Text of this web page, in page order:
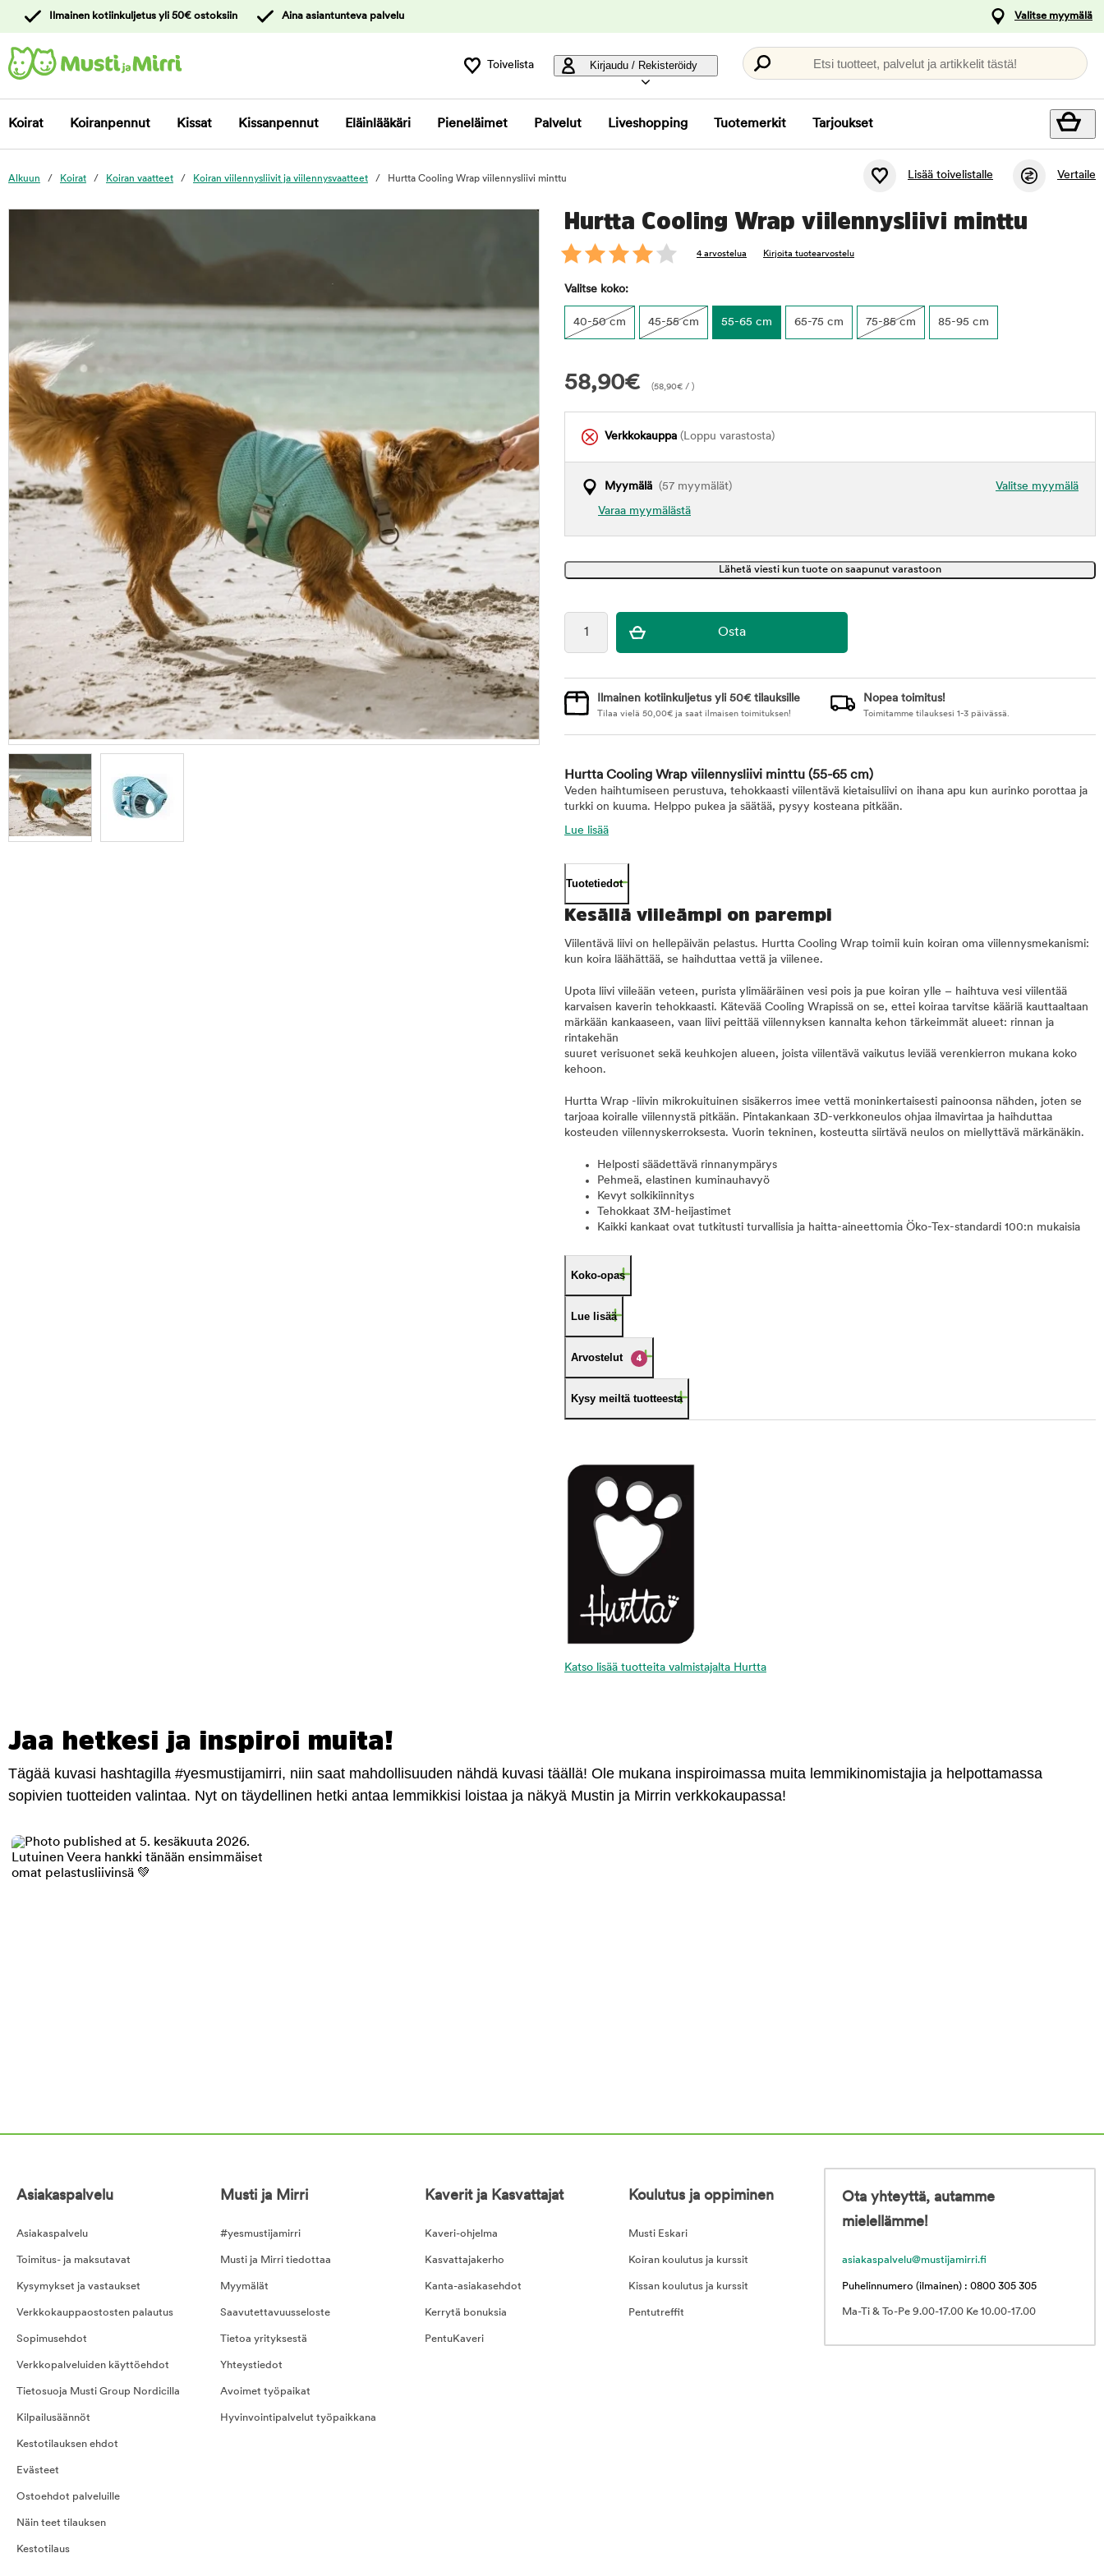
asiakaspalveluun
Ilmainen kotiinkuljetus yli 50€ ostoksiin Aina asiantunteva palvelu Valitse myymälä
Toivelista Kirjaudu / Rekisteröidy Etsi tuotteet, palvelut ja artikkelit tästä!
Koirat Koiranpennut Kissat Kissanpennut Eläinlääkäri Pieneläimet Palvelut Liveshopping Tuotemerkit Tarjoukset
Alkuun Koirat Koiran vaatteet Koiran viilennysliivit ja viilennysvaatteet Hurtta Cooling Wrap viilennysliivi minttu Lisää toivelistalle Vertaile
Hurtta Cooling Wrap viilennysliivi minttu
4 arvostelua Kirjoita tuotearvostelu
Valitse koko:
40-50 cm 45-55 cm 55-65 cm 65-75 cm 75-85 cm 85-95 cm
58,90€ (58,90€ / )
Verkkokauppa (Loppu varastosta)
Valitse myymälä
Myymälä (57 myymälät)
Varaa myymälästä
Ilmainen kotiinkuljetus yli 50€ tilauksille
Tilaa vielä 50,00€ ja saat ilmaisen toimituksen!
Nopea toimitus!
Toimitamme tilauksesi 1-3 päivässä.
Hurtta Cooling Wrap viilennysliivi minttu (55-65 cm)
Veden haihtumiseen perustuva, tehokkaasti viilentävä kietaisuliivi on ihana apu kun aurinko porottaa ja
turkki on kuuma. Helppo pukea ja säätää, pysyy kosteana pitkään.
Lue lisää
Tuotetiedot
Kesällä viileämpi on parempi
Viilentävä liivi on hellepäivän pelastus. Hurtta Cooling Wrap toimii kuin koiran oma viilennysmekanismi:
kun koira läähättää, se haihduttaa vettä ja viilenee.
Upota liivi viileään veteen, purista ylimääräinen vesi pois ja pue koiran ylle – haihtuva vesi viilentää
karvaisen kaverin tehokkaasti. Kätevää Cooling Wrapissä on se, ettei koiraa tarvitse kääriä kauttaaltaan
märkään kankaaseen, vaan liivi peittää viilennyksen kannalta kehon tärkeimmät alueet: rinnan ja
rintakehän
suuret verisuonet sekä keuhkojen alueen, joista viilentävä vaikutus leviää verenkierron mukana koko
kehoon.
Hurtta Wrap -liivin mikrokuituinen sisäkerros imee vettä moninkertaisesti painoonsa nähden, joten se
tarjoaa koiralle viilennystä pitkään. Pintakankaan 3D-verkkoneulos ohjaa ilmavirtaa ja haihduttaa
kosteuden viilennyskerroksesta. Vuorin tekninen, kosteutta siirtävä neulos on miellyttävä märkänäkin.
Helposti säädettävä rinnanympärys
Pehmeä, elastinen kuminauhavyö
Kevyt solkikiinnitys
Tehokkaat 3M-heijastimet
Kaikki kankaat ovat tutkitusti turvallisia ja haitta-aineettomia Öko-Tex-standardi 100:n mukaisia
Koko-opas
Lue lisää
Arvostelut 4
Kysy meiltä tuotteesta
Katso lisää tuotteita valmistajalta Hurtta
Jaa hetkesi ja inspiroi muita!
Tägää kuvasi hashtagilla #yesmustijamirri, niin saat mahdollisuuden nähdä kuvasi täällä! Ole mukana inspiroimassa muita lemmikinomistajia ja helpottamassa
sopivien tuotteiden valintaa. Nyt on täydellinen hetki antaa lemmikkisi loistaa ja näkyä Mustin ja Mirrin verkkokaupassa!
Asiakaspalvelu
Asiakaspalvelu
Toimitus- ja maksutavat
Kysymykset ja vastaukset
Verkkokauppaostosten palautus
Sopimusehdot
Verkkopalveluiden käyttöehdot
Tietosuoja Musti Group Nordicilla
Kilpailusäännöt
Kestotilauksen ehdot
Evästeet
Ostoehdot palveluille
Näin teet tilauksen
Kestotilaus
Musti ja Mirri
#yesmustijamirri
Musti ja Mirri tiedottaa
Myymälät
Saavutettavuusseloste
Tietoa yrityksestä
Yhteystiedot
Avoimet työpaikat
Hyvinvointipalvelut työpaikkana
Kaverit ja Kasvattajat
Kaveri-ohjelma
Kasvattajakerho
Kanta-asiakasehdot
Kerrytä bonuksia
PentuKaveri
Koulutus ja oppiminen
Musti Eskari
Koiran koulutus ja kurssit
Kissan koulutus ja kurssit
Pentutreffit
Ota yhteyttä, autamme
mielellämme!
asiakaspalvelu@mustijamirri.fi
Puhelinnumero (ilmainen) : 0800 305 305
Ma-Ti & To-Pe 9.00-17.00 Ke 10.00-17.00